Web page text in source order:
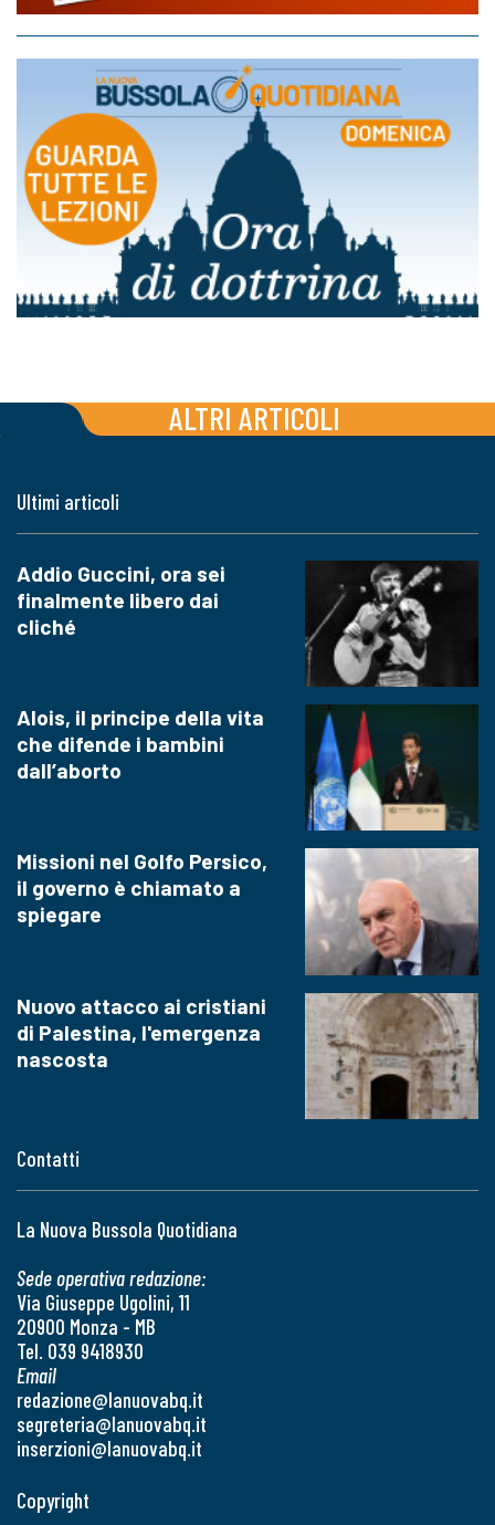
ALTRI ARTICOLI
Contatti
La Nuova Bussola Quotidiana
Sede operativa redazione:
Via Giuseppe Ugolini, 11
20900 Monza - MB
Tel. 039 9418930
Email
redazione@lanuovabq.it
segreteria@lanuovabq.it
inserzioni@lanuovabq.it
Ultimi articoli
Addio Guccini, ora sei
finalmente libero dai
cliché
Alois, il principe della vita
che difende i bambini
dall’aborto
Missioni nel Golfo Persico,
il governo è chiamato a
spiegare
Nuovo attacco ai cristiani
di Palestina, l'emergenza
nascosta
Copyright